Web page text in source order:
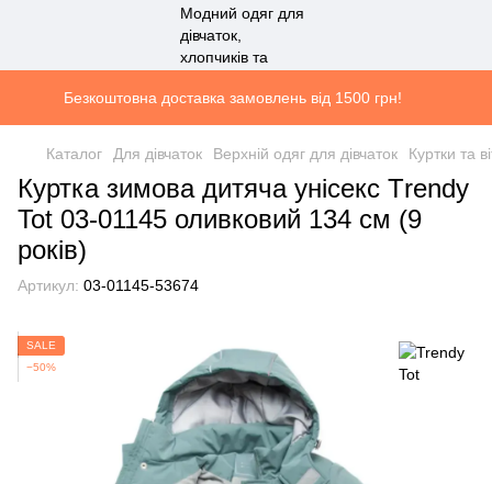
Безкоштовна доставка замовлень від 1500 грн!
Каталог Для дівчаток Верхній одяг для дівчаток Куртки та
Куртка зимова дитяча унісекс Тrendy
Tot 03-01145 оливковий 134 см (9
років)
Артикул: 03-01145-53674
SALE
−50%